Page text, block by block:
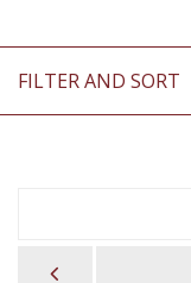
FILTER AND SORT